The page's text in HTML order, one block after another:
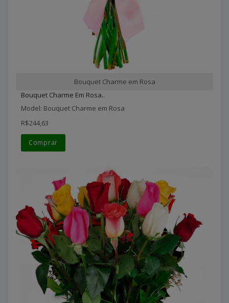
Bouquet Charme em Rosa
Bouquet Charme Em Rosa..
Model: Bouquet Charme em Rosa
R$244,63
Comprar